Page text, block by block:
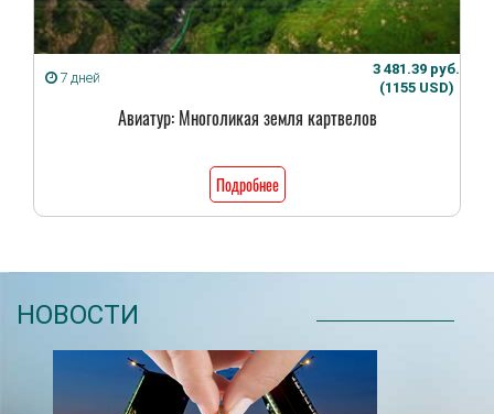
7 дней
3 481.39 руб.
(1155 USD)
Авиатур: Многоликая земля картвелов
Подробнее
НОВОСТИ